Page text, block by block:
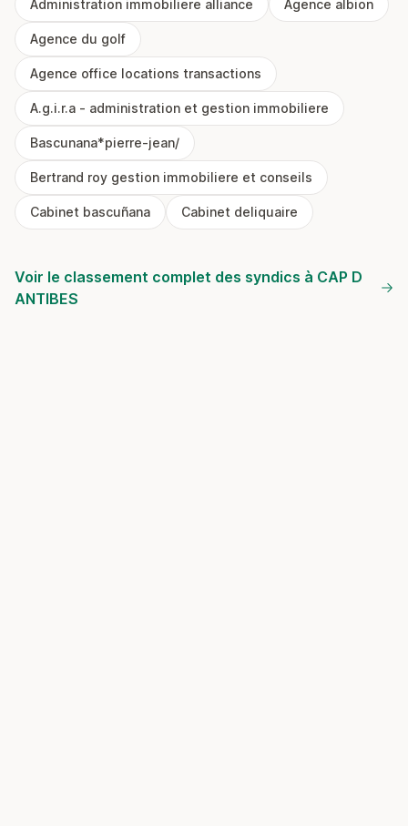
Administration immobiliere alliance Agence albion
Agence du golf
Agence office locations transactions
A.g.i.r.a - administration et gestion immobiliere
Bascunana*pierre-jean/
Bertrand roy gestion immobiliere et conseils
Cabinet bascuñana Cabinet deliquaire
Voir le classement complet des syndics à CAP D
ANTIBES